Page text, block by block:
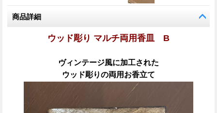
商品詳細
ウッド彫り マルチ両用香皿 B
ヴィンテージ風に加工された
ウッド彫りの両用お香立て